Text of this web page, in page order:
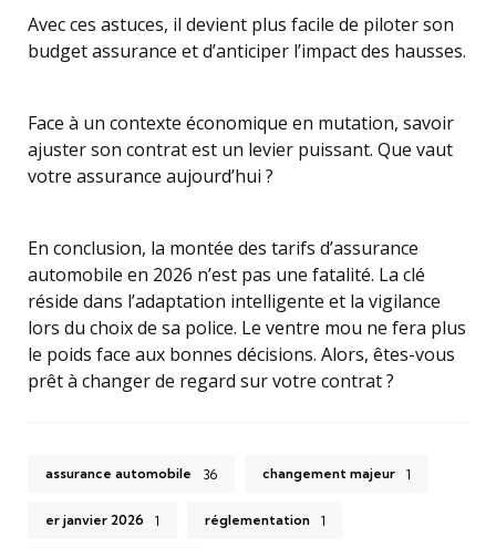
Avec ces astuces, il devient plus facile de piloter son
budget assurance et d’anticiper l’impact des hausses.
Face à un contexte économique en mutation, savoir
ajuster son contrat est un levier puissant. Que vaut
votre assurance aujourd’hui ?
En conclusion, la montée des tarifs d’assurance
automobile en 2026 n’est pas une fatalité. La clé
réside dans l’adaptation intelligente et la vigilance
lors du choix de sa police. Le ventre mou ne fera plus
le poids face aux bonnes décisions. Alors, êtes-vous
prêt à changer de regard sur votre contrat ?
assurance automobile 36 changement majeur 1
er janvier 2026 1 réglementation 1